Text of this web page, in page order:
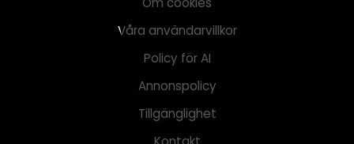
Våra användarvillkor
Policy för AI
Annonspolicy
Tillgänglighet